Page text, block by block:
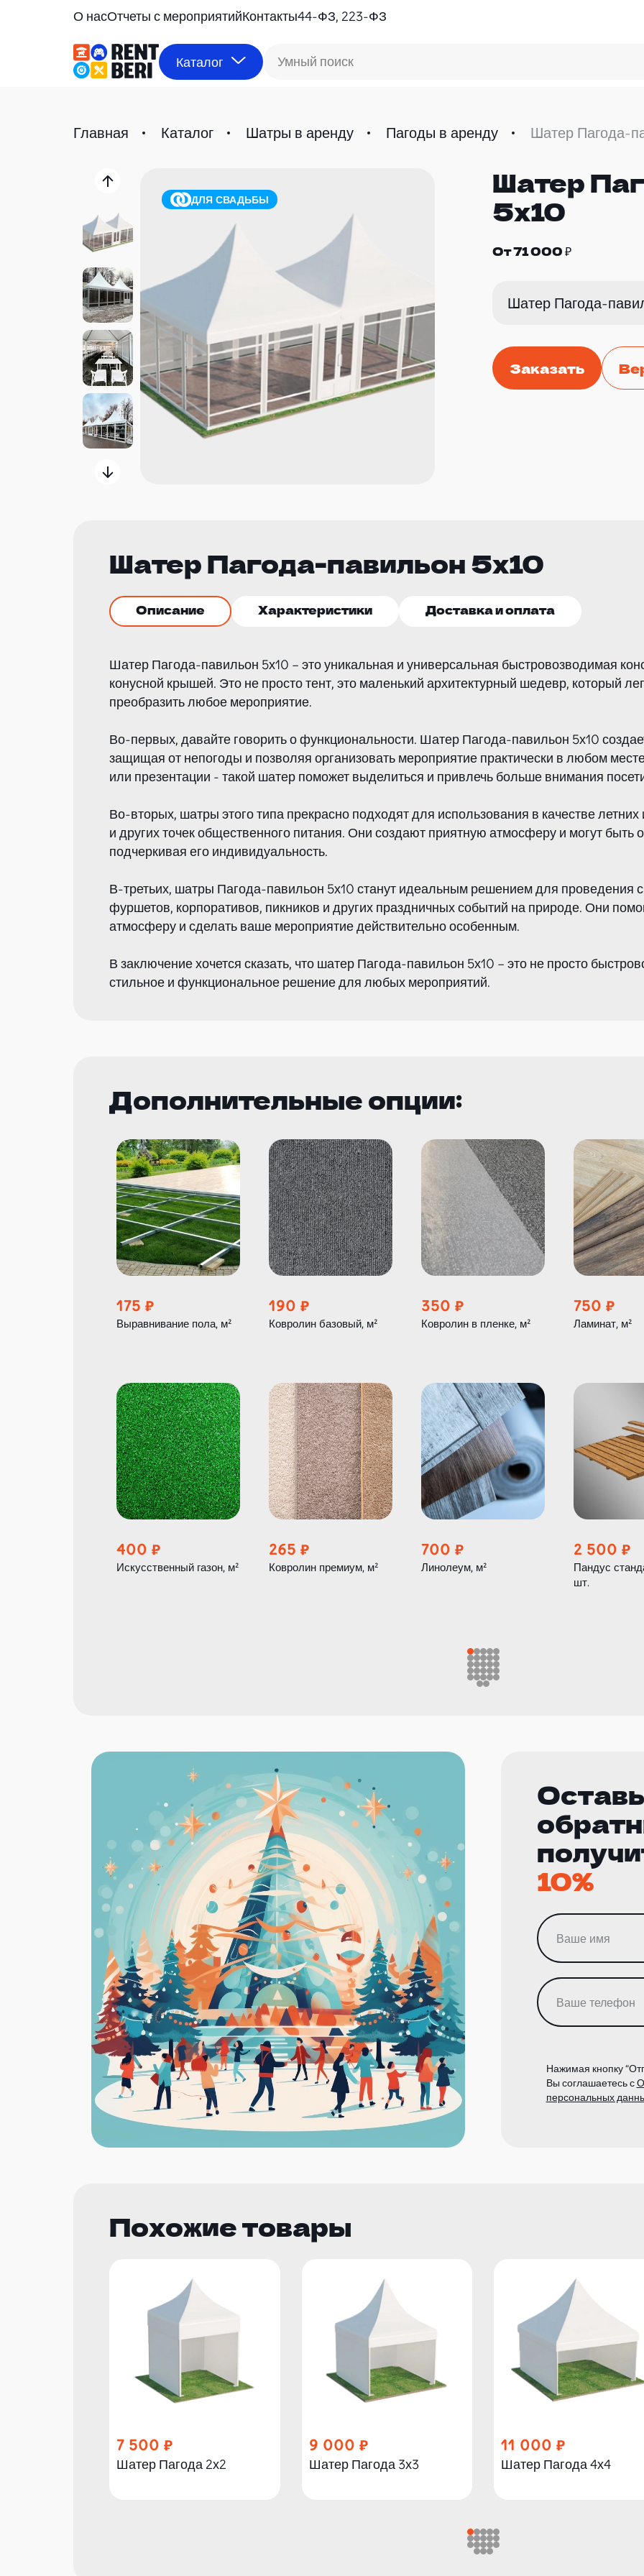
О насОтчеты с мероприятийКонтакты44-ФЗ, 223-ФЗ
Каталог Умный поиск
Главная Каталог Шатры в аренду Пагоды в аренду Шатер Пагода-
ДЛЯ СВАДЬБЫ ДЛЯ СВАДЬБЫ
Шатер
5х10
От 71 000 ₽
Шатер Пагода-
Заказать
Шатер Пагода-павильон 5х10
Описание Характеристики Доставка и оплата
Шатер Пагода-павильон 5х10 – это уникальная и универсальная быстровозводимая
конусной крышей. Это не просто тент, это маленький архитектурный шедевр, который
преобразить любое мероприятие.
Во-первых, давайте говорить о функциональности. Шатер Пагода-павильон 5х10
защищая от непогоды и позволяя организовать мероприятие практически в любом
или презентации - такой шатер поможет выделиться и привлечь больше внимания
Во-вторых, шатры этого типа прекрасно подходят для использования в качестве
и других точек общественного питания. Они создают приятную атмосферу и могут
подчеркивая его индивидуальность.
В-третьих, шатры Пагода-павильон 5х10 станут идеальным решением для проведения
фуршетов, корпоративов, пикников и других праздничных событий на природе. Они
атмосферу и сделать ваше мероприятие действительно особенным.
В заключение хочется сказать, что шатер Пагода-павильон 5х10 – это не просто
стильное и функциональное решение для любых мероприятий.
Дополнительные опции:
175
Выравнивание пола, м²
400
Искусственный газон, м²
190
Ковролин базовый, м²
265
Ковролин премиум, м²
350
Ковролин в пленке, м²
700
Линолеум, м²
750
Ламинат, м²
2 500
Пандус
шт.
10%
Нажимая кнопку
Вы соглашаетесь с
персональных
Похожие товары
7 500
Шатер Пагода 2х2
9 000
Шатер Пагода 3х3
11 000
Шатер Пагода 4х4